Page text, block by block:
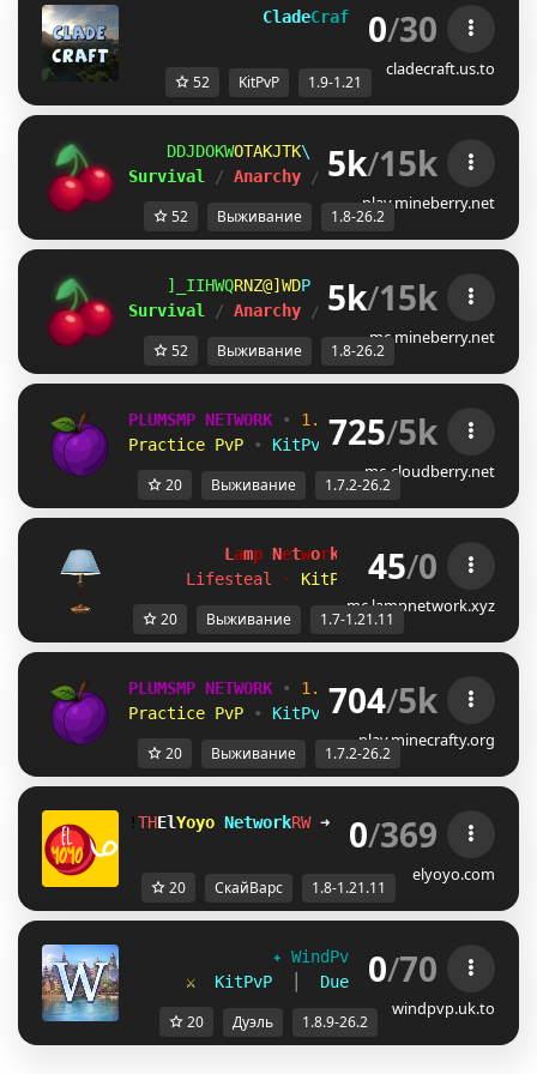
CladeCraft [1.9-1.21
0/30
cladecraft.us.to
52 KitPvP 1.9-1.21
K^AQ]K[_FSFRSCJ ＭＩＮＥＢＥＲＲＹ
Survival
/ Anarchy / BedWars / SkyWars
5k/15k
play.mineberry.net
52 Выживание 1.8-26.2
ZSHZKHO\UKEUQII ＭＩＮＥＢＥＲＲＹ
Survival
/ Anarchy / BedWars / SkyWars
5k/15k
mc.mineberry.net
52 Выживание 1.8-26.2
PLUMSMP NETWORK • 1.7.2 ➜ 26.2
Practice PvP
• KitPvP • Lifesteal
725/5k
mc-cloudberry.net
20 Выживание 1.7.2-26.2
L amp Network
[1.7-1.21.11]
Lifesteal
· KitPvP · Duels
45/0
mc.lampnetwork.xyz
20 Выживание 1.7-1.21.11
PLUMSMP NETWORK • 1.7.2 ➜ 26.2
Practice PvP
• KitPvP • Lifesteal
704/5k
play.minecrafty.org
20 Выживание 1.7.2-26.2
!RIElYoyo NetworkOT ➜ discord.gg/
0/369
elyoyo.com
20 СкайВарс 1.8-1.21.11
✦ WindPvP [1.8.9-26.2
⚔ KitPvP Duels │ Capture
0/70
windpvp.uk.to
20 Дуэль 1.8.9-26.2